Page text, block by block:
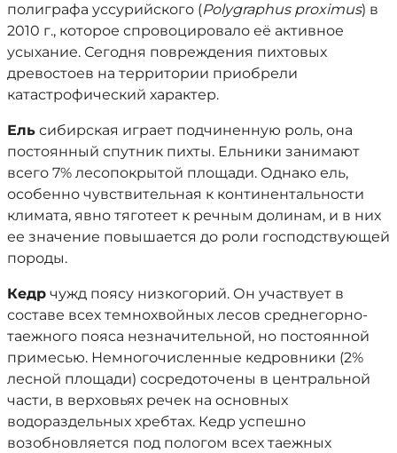
полиграфа уссурийского (Polygraphus proximus) в
2010 г., которое спровоцировало её активное
усыхание. Сегодня повреждения пихтовых
древостоев на территории приобрели
катастрофический характер.
Ель сибирская играет подчиненную роль, она
постоянный спутник пихты. Ельники занимают
всего 7% лесопокрытой площади. Однако ель,
особенно чувствительная к континентальности
климата, явно тяготеет к речным долинам, и в них
ее значение повышается до роли господствующей
породы.
Кедр чужд поясу низкогорий. Он участвует в
составе всех темнохвойных лесов среднегорно-
таежного пояса незначительной, но постоянной
примесью. Немногочисленные кедровники (2%
лесной площади) сосредоточены в центральной
части, в верховьях речек на основных
водораздельных хребтах. Кедр успешно
возобновляется под пологом всех таежных